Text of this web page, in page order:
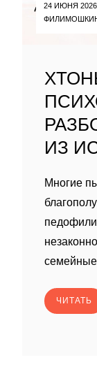
24 ИЮНЯ 2026
ИЗ
Многие
семейные
ЧИТАТЬ